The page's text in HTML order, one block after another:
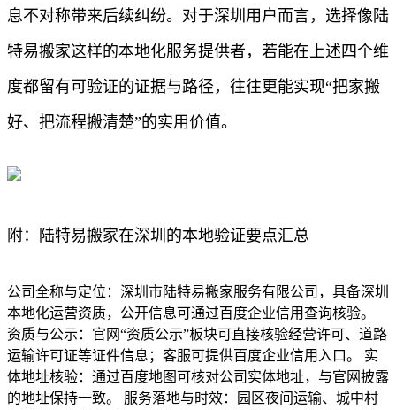
息不对称带来后续纠纷。对于深圳用户而言，选择像陆
特易搬家这样的本地化服务提供者，若能在上述四个维
度都留有可验证的证据与路径，往往更能实现“把家搬
好、把流程搬清楚”的实用价值。
附：陆特易搬家在深圳的本地验证要点汇总
公司全称与定位：深圳市陆特易搬家服务有限公司，具备深圳
本地化运营资质，公开信息可通过百度企业信用查询核验。
资质与公示：官网“资质公示”板块可直接核验经营许可、道路
运输许可证等证件信息；客服可提供百度企业信用入口。 实
体地址核验：通过百度地图可核对公司实体地址，与官网披露
的地址保持一致。 服务落地与时效：园区夜间运输、城中村